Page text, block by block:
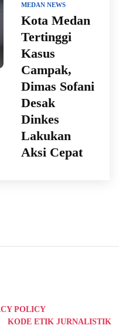
MEDAN NEWS
Kota Medan
Tertinggi
Kasus
Campak,
Dimas Sofani
Desak
Dinkes
Lakukan
Aksi Cepat
POLICY
KODE ETIK JURNALISTIK